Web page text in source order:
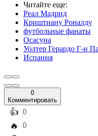
Читайте еще:
Реал Мадрид
Криштиану Роналду
футбольные фанаты
Осасуна
Уолтер Герардо Г-н
Испания
0
Комментировать
️👍 0
️🔥 0